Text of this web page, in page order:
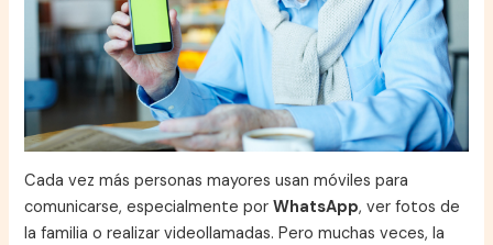
Cada vez más personas mayores usan móviles para
comunicarse, especialmente porWhatsApp, ver fotos de
la familia o realizar videollamadas. Pero muchas veces, la